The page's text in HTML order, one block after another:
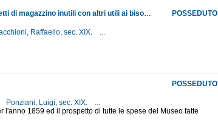
POSSEDUTO
Approvazione del direttore del Museo al baratto di oggetti di magazzino inutili con altri utili ai bisogni giornalieri
Raffaello, sec. XIX.
...
POSSEDUTO
Ponziani, Luigi, sec. XIX.
...
1859 ed il prospetto di tutte le spese del Museo fatte